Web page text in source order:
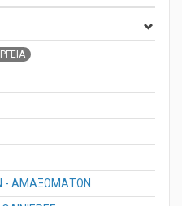
- ΑΜΑΞΩΜΑΤΩΝ